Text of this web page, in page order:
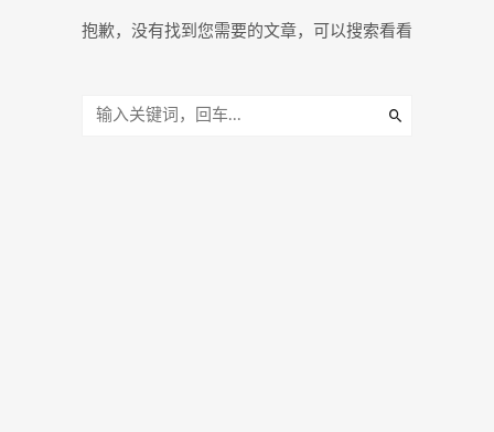
抱歉，没有找到您需要的文章，可以搜索看看